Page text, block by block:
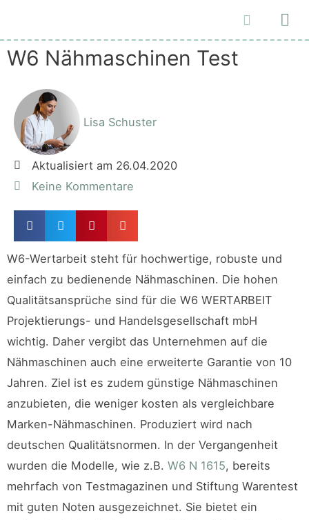
W6 Nähmaschinen Test
Lisa Schuster
Aktualisiert am 26.04.2020
Keine Kommentare
W6-Wertarbeit steht für hochwertige, robuste und
einfach zu bedienende Nähmaschinen. Die hohen
Qualitätsansprüche sind für die W6 WERTARBEIT
Projektierungs- und Handelsgesellschaft mbH
wichtig. Daher vergibt das Unternehmen auf die
Nähmaschinen auch eine erweiterte Garantie von 10
Jahren. Ziel ist es zudem günstige Nähmaschinen
anzubieten, die weniger kosten als vergleichbare
Marken-Nähmaschinen. Produziert wird nach
deutschen Qualitätsnormen. In der Vergangenheit
wurden die Modelle, wie z.B. W6 N 1615, bereits
mehrfach von Testmagazinen und Stiftung Warentest
mit guten Noten ausgezeichnet. Sie bietet ein